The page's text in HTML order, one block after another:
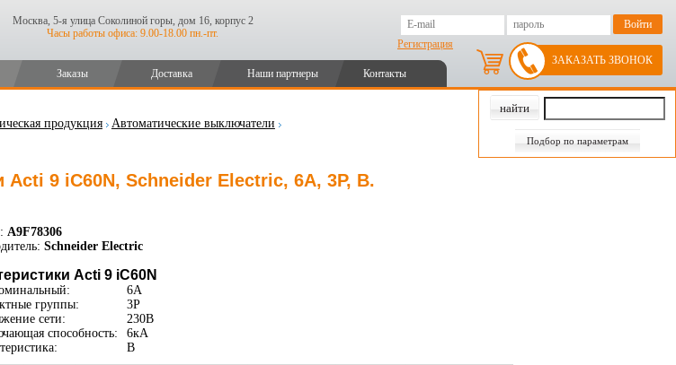
Москва, 5-я улица Соколиной горы, дом 16, корпус 2
Часы работы офиса: 9.00-18.00 пн.-пт.
Регистрация
Заказы Доставка Наши партнеры Контакты
ЗАКАЗАТЬ ЗВОНОК
Подбор по параметрам
продукция Автоматические выключатели
9 iC60N, Schneider Electric, 6А, 3P, B.
A9F78306
Schneider Electric
Acti 9 iC60N
6А
группы:
3P
сети:
230В
способность:
6кА
B